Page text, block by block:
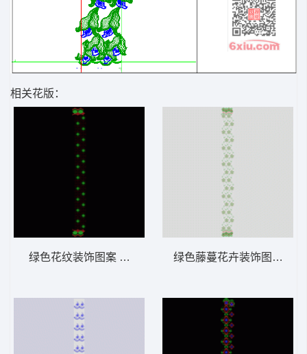
相关花版：
绿色花纹装饰图案 窗帘 绿色藤蔓花卉装饰图案 窗帘